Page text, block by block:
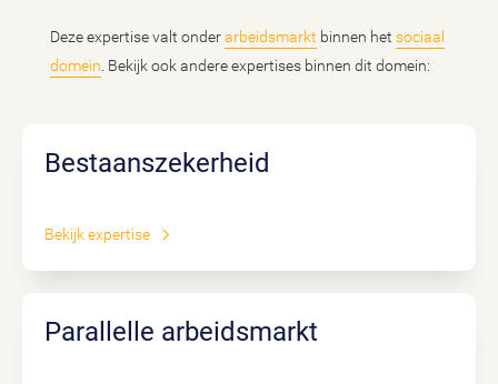
Deze expertise valt onderarbeidsmarkt binnen het sociaal
domein . Bekijk ook andere expertises binnen dit domein:
Bestaanszekerheid
Bekijk expertise
Parallelle arbeidsmarkt